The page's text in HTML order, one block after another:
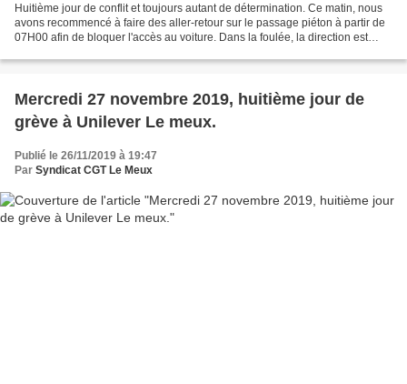
Huitième jour de conflit et toujours autant de détermination. Ce matin, nous
avons recommencé à faire des aller-retour sur le passage piéton à partir de
07H00 afin de bloquer l'accès au voiture. Dans la foulée, la direction est
Mercredi 27 novembre 2019, huitième jour de
grève à Unilever Le meux.
Publié le 26/11/2019 à 19:47
Par Syndicat CGT Le Meux